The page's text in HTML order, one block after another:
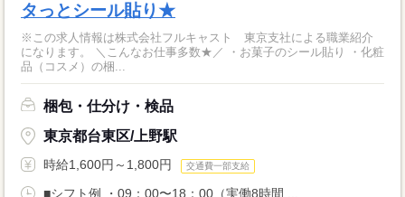
タっとシール貼り★
※この求人情報は株式会社フルキャスト 東京支社による職業紹介
になります。 ＼こんなお仕事多数★／ ・お菓子のシール貼り ・化粧
品（コスメ）の梱...
梱包・仕分け・検品
東京都台東区/上野駅
時給1,600円～1,800円 交通費一部支給
■シフト例 ・09：00〜18：00（実働8時間 ...